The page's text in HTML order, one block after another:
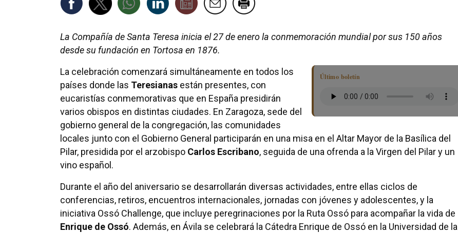
La Compañía de Santa Teresa inicia el 27 de enero la conmemoración mundial por sus 150 años
desde su fundación en Tortosa en 1876.
Último boletín
La celebración comenzará simultáneamente en todos los
países donde las Teresianas están presentes, con
eucaristías conmemorativas que en España presidirán
varios obispos en distintas ciudades. En Zaragoza, sede del
gobierno general de la congregación, las comunidades
locales junto con el Gobierno General participarán en una misa en el Altar Mayor de la Basílica del
Pilar, presidida por el arzobispo Carlos Escribano, seguida de una ofrenda a la Virgen del Pilar y un
vino español.
Durante el año del aniversario se desarrollarán diversas actividades, entre ellas ciclos de
conferencias, retiros, encuentros internacionales, jornadas con jóvenes y adolescentes, y la
iniciativa Ossó Challenge, que incluye peregrinaciones por la Ruta Ossó para acompañar la vida de
Enrique de Ossó. Además, en Ávila se celebrará la Cátedra Enrique de Ossó en la Universidad de la